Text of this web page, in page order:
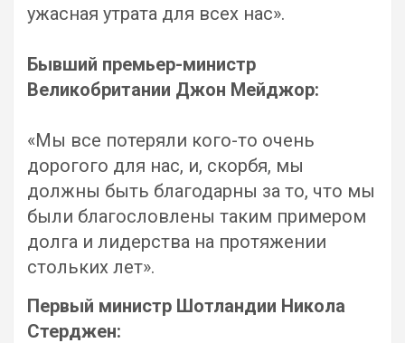
ужасная утрата для всех нас».
Бывший премьер-министр
Великобритании Джон Мейджор:
«Мы все потеряли кого-то очень
дорогого для нас, и, скорбя, мы
должны быть благодарны за то, что мы
были благословлены таким примером
долга и лидерства на протяжении
стольких лет».
Первый министр Шотландии Никола
Стерджен: